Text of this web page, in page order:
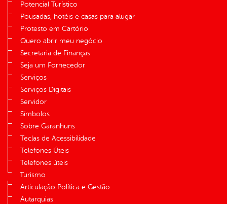
Potencial Turístico
Pousadas, hotéis e casas para alugar
Protesto em Cartório
Quero abrir meu negócio
Secretaria de Finanças
Seja um Fornecedor
Serviços
Serviços Digitais
Servidor
Símbolos
Sobre Garanhuns
Teclas de Acessibilidade
Telefones Úteis
Telefones úteis
Turismo
Articulação Política e Gestão
Autarquias